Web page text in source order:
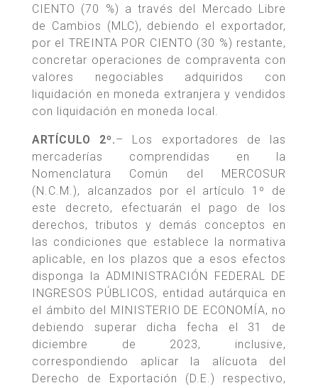
CIENTO (70 %) a través del Mercado Libre
de Cambios (MLC), debiendo el exportador,
por el TREINTA POR CIENTO (30 %) restante,
concretar operaciones de compraventa con
valores negociables adquiridos con
liquidación en moneda extranjera y vendidos
con liquidación en moneda local.
ARTÍCULO 2º.– Los exportadores de las
mercaderías comprendidas en la
Nomenclatura Común del MERCOSUR
(N.C.M.), alcanzados por el artículo 1º de
este decreto, efectuarán el pago de los
derechos, tributos y demás conceptos en
las condiciones que establece la normativa
aplicable, en los plazos que a esos efectos
disponga la ADMINISTRACIÓN FEDERAL DE
INGRESOS PÚBLICOS, entidad autárquica en
el ámbito del MINISTERIO DE ECONOMÍA, no
debiendo superar dicha fecha el 31 de
diciembre de 2023, inclusive,
correspondiendo aplicar la alícuota del
Derecho de Exportación (D.E.) respectivo,